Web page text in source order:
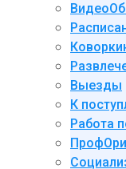
Выезды
К
Работа